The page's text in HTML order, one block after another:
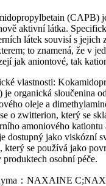
(CAPB)
aktivní látka.
látek souvisí s jejich
to znamená, že v
jak aniontové, tak
vlastnosti:
organická sloučenina
oleje a
o zwitterion, který se
amoniového kationtu
dostupný jako viskózní
který se používá jako
produktech osobní péče.
：NAXAINE